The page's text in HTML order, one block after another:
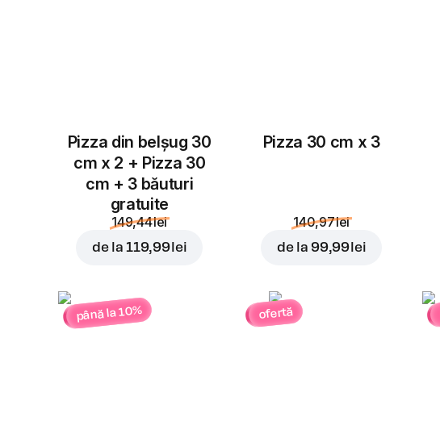
Pizza din belșug 30
cm x 2 + Pizza 30
cm + 3 băuturi
gratuite
149,44 lei
de la119,99 lei
Pizza 30 cm x 3
140,97 lei
de la 99,99 lei
până la 10% ofertă